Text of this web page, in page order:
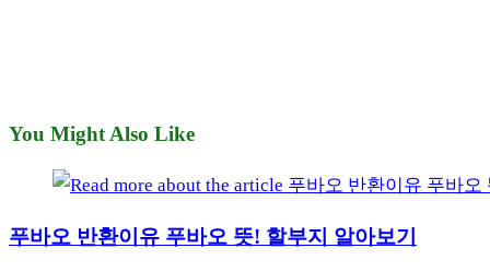
You Might Also Like
푸바오 반환이유 푸바오 뜻! 할부지 알아보기